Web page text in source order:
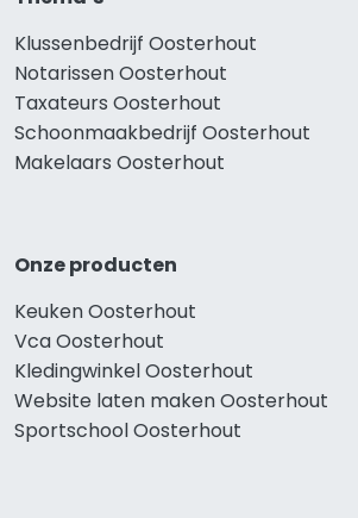
Klussenbedrijf Oosterhout
Notarissen Oosterhout
Taxateurs Oosterhout
Schoonmaakbedrijf Oosterhout
Makelaars Oosterhout
Onze producten
Keuken Oosterhout
Vca Oosterhout
Kledingwinkel Oosterhout
Website laten maken Oosterhout
Sportschool Oosterhout